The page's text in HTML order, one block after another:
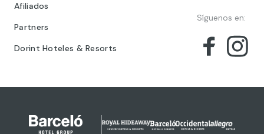
Afiliados
Partners
Dorint Hoteles & Resorts
Síguenos en: